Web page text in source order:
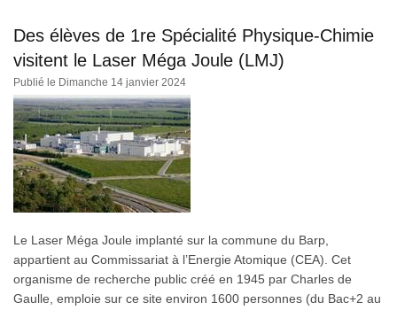
Des élèves de 1re Spécialité Physique-Chimie
visitent le Laser Méga Joule (LMJ)
Publié le Dimanche 14 janvier 2024
Le Laser Méga Joule implanté sur la commune du Barp,
appartient au Commissariat à l’Energie Atomique (CEA). Cet
organisme de recherche public créé en 1945 par Charles de
Gaulle, emploie sur ce site environ 1600 personnes (du Bac+2 au